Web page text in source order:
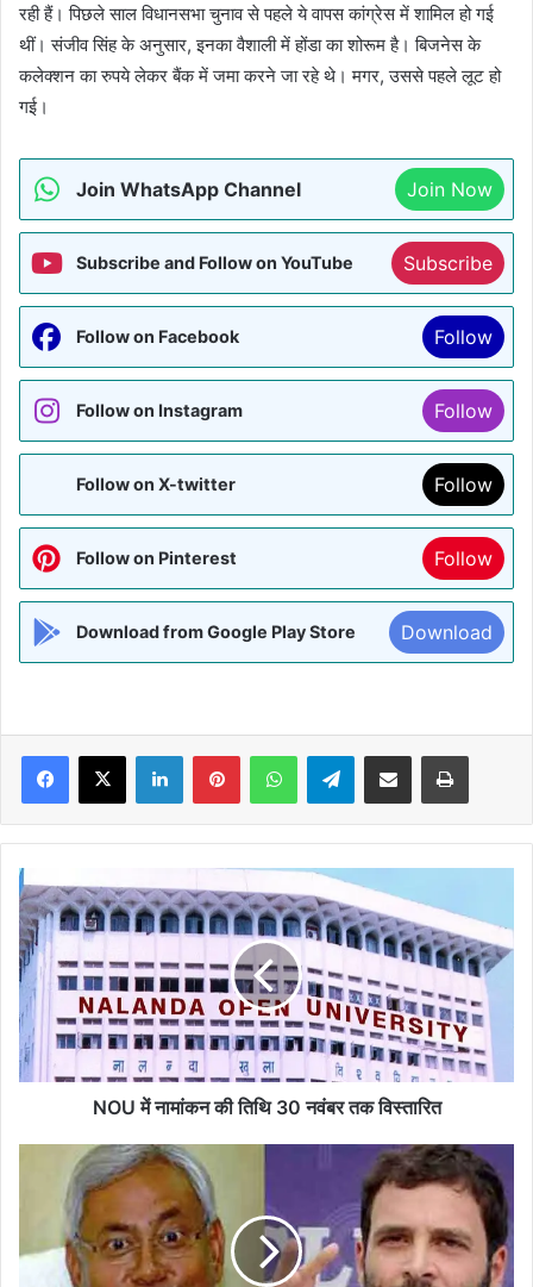
रही हैं। पिछले साल विधानसभा चुनाव से पहले ये वापस कांग्रेस में शामिल हो गई
थीं। संजीव सिंह के अनुसार, इनका वैशाली में होंडा का शोरूम है। बिजनेस के
कलेक्शन का रुपये लेकर बैंक में जमा करने जा रहे थे। मगर, उससे पहले लूट हो
गई।
Join WhatsApp Channel Join Now
Subscribe and Follow on YouTube Subscribe
Follow on Facebook Follow
Follow on Instagram Follow
Follow on X-twitter Follow
Follow on Pinterest Follow
Download from Google Play Store Download
Facebook
X LinkedInPinterestWhatsAppTelegramShare via Email Print
NOU
में
नामांकन
की
तिथि
30
नवंबर
तक
विस्तारित
NOU में नामांकन की तिथि 30 नवंबर तक विस्तारित
बयान